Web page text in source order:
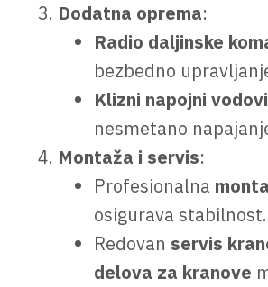
Dodatna oprema:
Radio daljinske
bezbedno
Klizni napojni vodovi
nesmetano
Montaža i servis:
Profesionalna
osigurava stabilnost.
Redovan servis
delova za kranove